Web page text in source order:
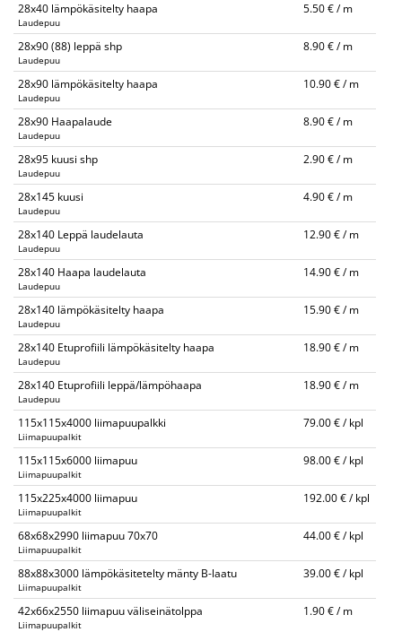
28x40 lämpökäsitelty haapa
Laudepuu
5.50 € / m
28x90 (88) leppä shp
Laudepuu
8.90 € / m
28x90 lämpökäsitelty haapa
Laudepuu
10.90 € / m
28x90 Haapalaude
Laudepuu
8.90 € / m
28x95 kuusi shp
Laudepuu
2.90 € / m
28x145 kuusi
Laudepuu
4.90 € / m
28x140 Leppä laudelauta
Laudepuu
12.90 € / m
28x140 Haapa laudelauta
Laudepuu
14.90 € / m
28x140 lämpökäsitelty haapa
Laudepuu
15.90 € / m
28x140 Etuprofiili lämpökäsitelty haapa
Laudepuu
18.90 € / m
28x140 Etuprofiili leppä/lämpöhaapa
Laudepuu
18.90 € / m
115x115x4000 liimapuupalkki
Liimapuupalkit
79.00 € / kpl
115x115x6000 liimapuu
Liimapuupalkit
98.00 € / kpl
115x225x4000 liimapuu
Liimapuupalkit
192.00 € / kpl
68x68x2990 liimapuu 70x70
Liimapuupalkit
44.00 € / kpl
88x88x3000 lämpökäsitetelty mänty B-laatu
Liimapuupalkit
39.00 € / kpl
42x66x2550 liimapuu väliseinätolppa
Liimapuupalkit
1.90 € / m